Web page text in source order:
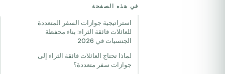
في هذه الصفحة
استراتيجية جوازات السفر المتعددة
للعائلات فائقة الثراء: بناء محفظة
الجنسيات في 2026
لماذا تحتاج العائلات فائقة الثراء إلى
جوازات سفر متعددة؟